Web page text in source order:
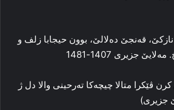
قه‌نجێ ده‌لالێ، بوون حیجابا زلف و
جزیری 1407-1481
کرن ڤێکرا متالا چیچه‌کا ته‌رحینی والا دل ژ
جزیری)